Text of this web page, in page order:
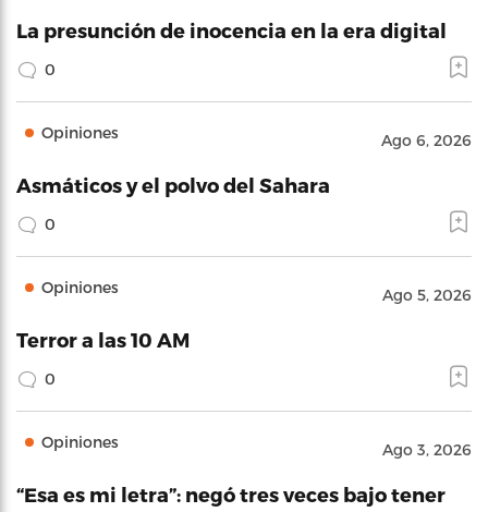
La presunción de inocencia en la era digital
0
Opiniones Ago 6, 2026
Asmáticos y el polvo del Sahara
0
Opiniones Ago 5, 2026
Terror a las 10 AM
0
Opiniones Ago 3, 2026
“Esa es mi letra”: negó tres veces bajo tener